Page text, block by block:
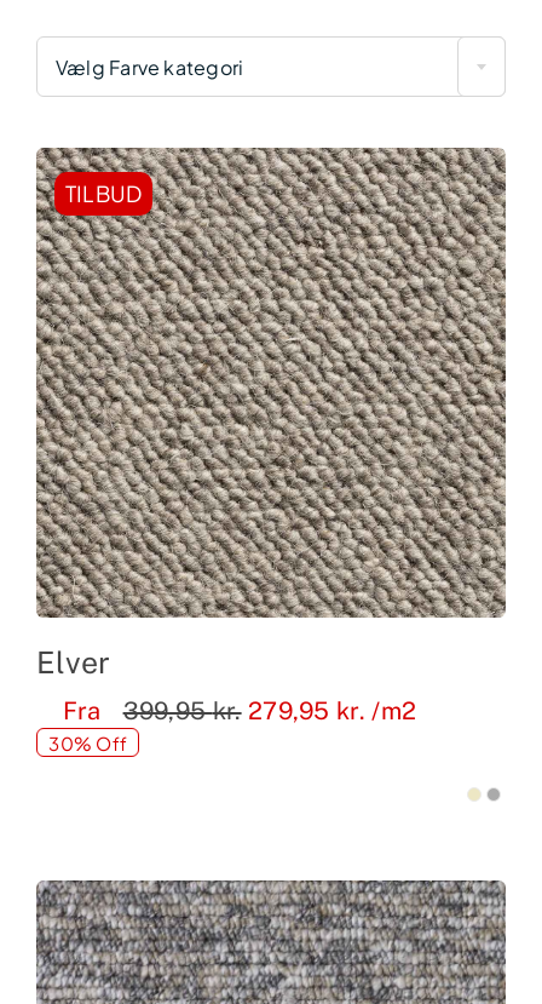
Vælg Farve kategori
TILBUD
Elver
Fra 399,95kr. 279,95 kr. /m2
30% Off